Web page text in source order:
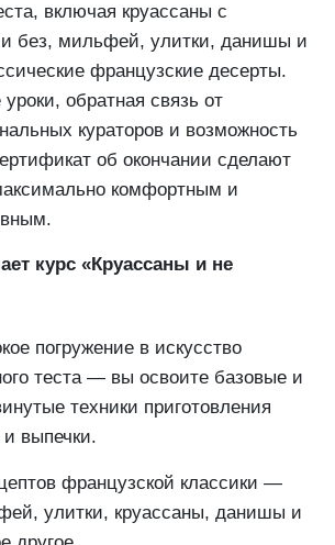
включая круассаны с
и без, мильфей, улитки, данишы и
французские десерты.
обратная связь от
кураторов и возможность
об окончании сделают
комфортным и
курс «Круассаны и не
погружение в искусство
теста — вы освоите базовые и
техники приготовления
и выпечки.
французской классики —
улитки, круассаны, данишы и